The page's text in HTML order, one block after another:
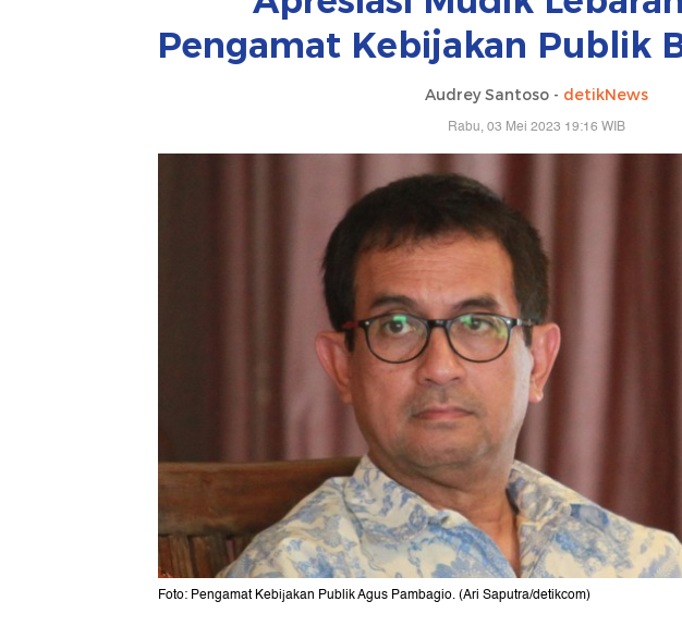
Pengamat Kebijakan Publik
Audrey Santoso - detikNews
Rabu, 03 Mei 2023 19:16 WIB
Foto: Pengamat Kebijakan Publik Agus Pambagio. (Ari Saputra/detikcom)